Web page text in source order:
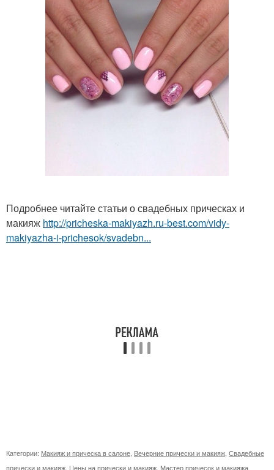
Подробнее читайте статьи о свадебных прическах и
макияж http://pricheska-makiyazh.ru-best.com/vidy-
makiyazha-i-prichesok/svadebn...
Категории: Макияж и прическа в салоне Вечерние прически и макияж Свадебные
прически и макияж Цены на прически и макияж Мастер причесок и макияжа